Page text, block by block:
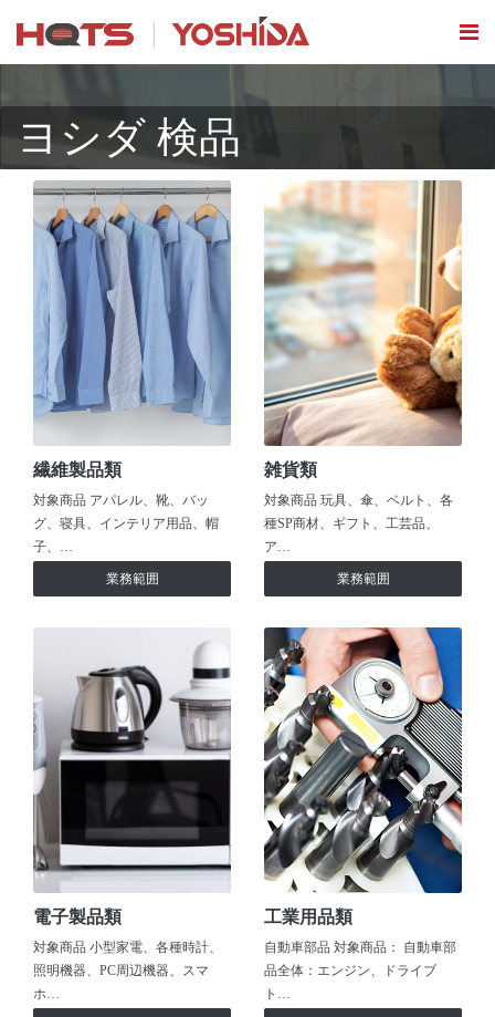
ヨシダ 検品
繊維製品類
対象商品 アパレル、靴、バッ
グ、寝具、インテリア用品、帽
子、…
業務範囲
雑貨類
対象商品 玩具、傘、ベルト、各
種SP商材、ギフト、工芸品、
ア…
業務範囲
電子製品類
対象商品 小型家電、各種時計、
照明機器、PC周辺機器、スマ
ホ…
工業用品類
自動車部品 対象商品： 自動車部
品全体：エンジン、ドライブ
ト…